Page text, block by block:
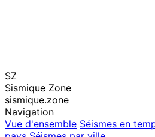
SZ
Sismique Zone
sismique.zone
Navigation
Vue d'ensemble Séismes en